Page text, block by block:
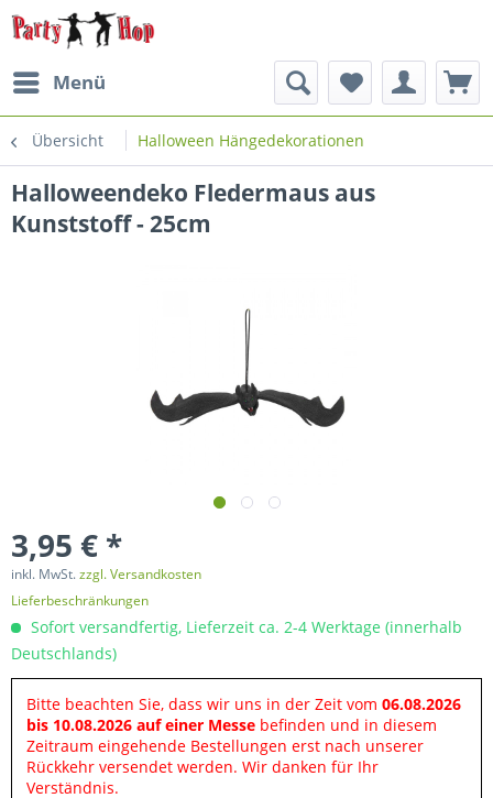
Menü
Übersicht Halloween Hängedekorationen
Halloweendeko Fledermaus aus
Kunststoff - 25cm
3,95 € *
inkl. MwSt.zzgl. Versandkosten
Lieferbeschränkungen
Sofort versandfertig, Lieferzeit ca. 2-4 Werktage (innerhalb
Deutschlands)
Bitte beachten Sie, dass wir uns in der Zeit vom 06.08.2026
bis 10.08.2026 auf einer Messe befinden und in diesem
Zeitraum eingehende Bestellungen erst nach unserer
Rückkehr versendet werden. Wir danken für Ihr
Verständnis.